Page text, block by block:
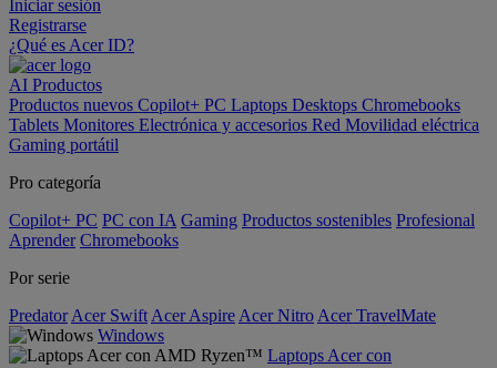
Iniciar sesión
Registrarse
¿Qué es Acer ID?
AI Productos
Productos nuevos Copilot+ PC Laptops Desktops Chromebooks
Tablets Monitores Electrónica y accesorios Red Movilidad eléctrica
Gaming portátil
Pro categoría
Copilot+ PC PC con IA Gaming Productos sostenibles Profesional
Aprender Chromebooks
Por serie
Predator Acer Swift Acer Aspire Acer Nitro Acer TravelMate
Windows
Laptops Acer con